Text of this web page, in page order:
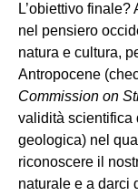
L’obiettivo finale?
nel pensiero
natura e cultura,
Antropocene
Commission on
validità scientifica
geologica) nel
riconoscere il
naturale e a darci